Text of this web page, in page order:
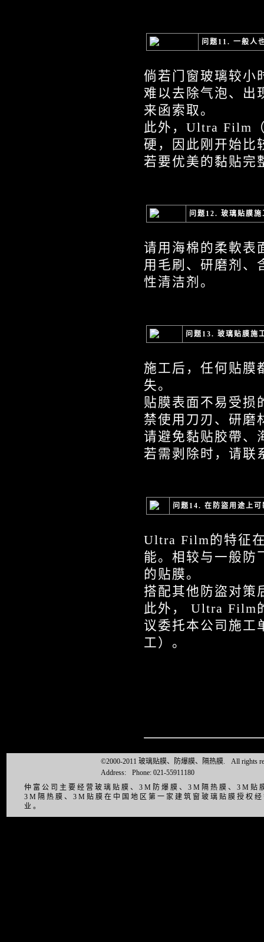
问题11. 一般人
倘若门窗玻璃较小
难以去除气泡、出
来函索取。
此外，Ultra Film
硬，因此刚开始比
若要优美的黏贴完
问题12. 玻璃贴膜
请用海棉的柔軟表
用毛刷、研磨剂、
性清洁剂。
问题13. 玻璃贴膜施
施工后，任何贴膜
失。
贴膜表面不易受损
禁使用刀刃、研磨
请避免黏贴胶帶、
若需剥除时，请联
问题14. 在防盜用途上
Ultra Film的特征
能。相较与一般防
的贴膜。
搭配其他防盜对策
此外， Ultra Film
议委托本公司施工
工）。
©2000-2011 玻璃贴膜、防爆膜、隔热膜.
All rights
Address:
Phone: 021-55911180
仲富公司主要经营玻璃贴膜、3M防爆膜、3M隔热膜、3M
3M隔热膜、3M贴膜在中国地区第一家建筑窗玻璃贴膜授权
业。